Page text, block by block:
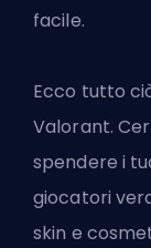
facile.
Ecco tutto
Valorant.
spendere i
giocatori
skin e